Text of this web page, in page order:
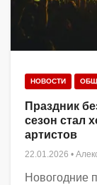
НОВОСТИ
Праздник
сезон стал
артистов
22.01.2026 •
Новогодние